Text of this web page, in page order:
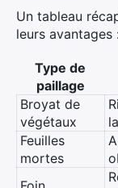
Un tableau
leurs avantages
Type de
paillage
Broyat de
végétaux
Feuilles
mortes